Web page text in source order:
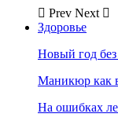
Prev Next
Здоровье
Новый год
Маникюр как
На ошибках